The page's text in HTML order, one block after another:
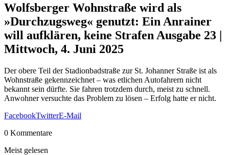
Wolfsberger Wohnstraße wird als
»Durchzugsweg« genutzt: Ein Anrainer
will aufklären, keine Strafen Ausgabe 23 |
Mittwoch, 4. Juni 2025
Der obere Teil der Stadionbadstraße zur St. Johanner Straße ist als
Wohnstraße gekennzeichnet – was etlichen Autofahrern nicht
bekannt sein dürfte. Sie fahren trotzdem durch, meist zu schnell.
Anwohner versuchte das Problem zu lösen – Erfolg hatte er nicht.
FacebookTwitterE-Mail
0 Kommentare
Meist gelesen